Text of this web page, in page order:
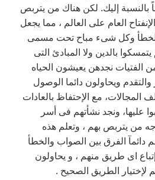
إليك. لكن هناك من يتربص
العام على العالم ، مما يجعل
وكل شىء مباح تحت مسمى
بالدين ولا المبادئ التى
الفتيات نجدهن يعيشون الحياه
والتقدم ويحاولون دائما الوصول
مع الإحتفاظ بالعادات
عليها، ونجد نشأتهم فى أسر
من يتربص بهم ، وتعلم هذه
دائمآ الفرق بين الصواب والخطأ
اى طريق منهم ، و يحاولون
لإختيار الطريق الصحيح .